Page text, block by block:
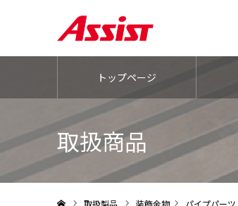
トップページ
取扱商品
取扱製品 装飾金物 パイプパーツ